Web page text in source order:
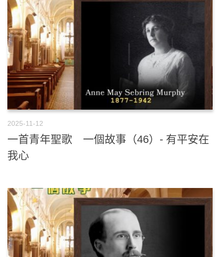
2025-11-12
一首青年聖歌 一個故事（46）- 有平安在
我心